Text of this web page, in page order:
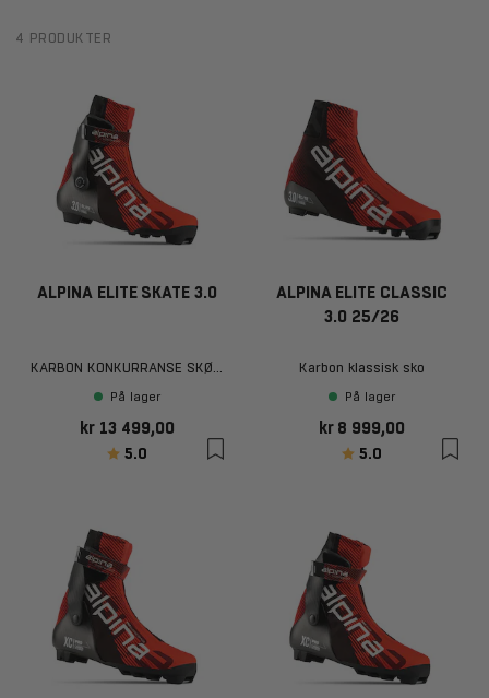
4 PRODUKTER
ALPINA ELITE SKATE 3.0
På lager
kr 13 499,00
Karakter:
5.0 av 5 mulige
ALPINA ELITE CLASSIC
3.0 25/26
Karbon klassisk sko
På lager
kr 8 999,00
Karakter:
5.0 av 5 mulige